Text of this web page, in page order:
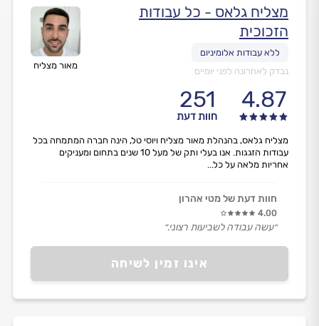
מאור מצליח
מצליח גלאס - כל עבודות
הזכוכית
נבדק לאחרונה לפני יומיים
4.87
251
חוות דעת
אינו זמין לשיחה
מצליח גלאס, בהנהלת מאור מצליח ויוסי טל, הינה חברה המתמחה בכל
עבודות הזגגות. אנו בעלי ותק של מעל 10 שנים בתחום ומעניקים
אחריות מלאה על כל...
חוות דעת של מטי אהרון
4.00
״עשה עבודה לשביעות רצוני.״